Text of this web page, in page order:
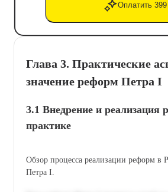
Оплатить 399
Глава 3. Практические
значение реформ Петра I
3.1 Внедрение и реализация
практике
Обзор процесса реализации реформ в
Петра I.